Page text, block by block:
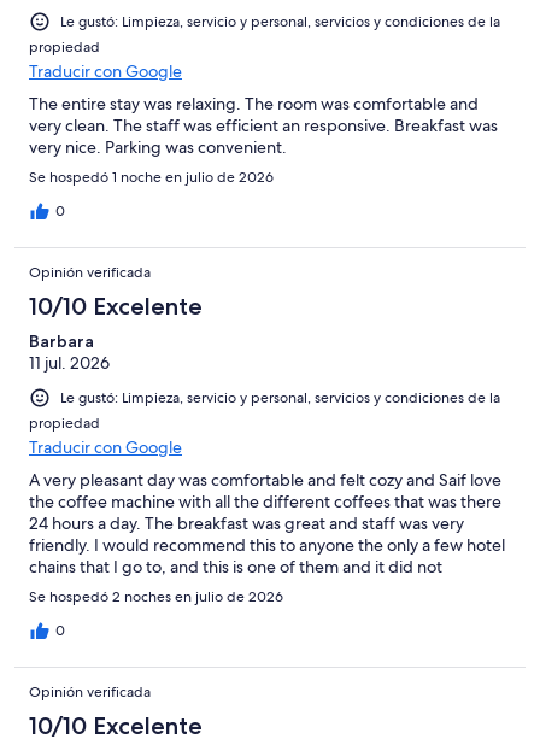
Le gustó: Limpieza, servicio y personal, servicios y condiciones de la
propiedad
Traducir con Google
The entire stay was relaxing. The room was comfortable and
very clean. The staff was efficient an responsive. Breakfast was
very nice. Parking was convenient.
Se hospedó 1 noche en julio de 2026
0
Opinión verificada
10/10 Excelente
Barbara
11 jul. 2026
Le gustó: Limpieza, servicio y personal, servicios y condiciones de la
propiedad
Traducir con Google
A very pleasant day was comfortable and felt cozy and Saif love
the coffee machine with all the different coffees that was there
24 hours a day. The breakfast was great and staff was very
friendly. I would recommend this to anyone the only a few hotel
chains that I go to, and this is one of them and it did not
disappoint.
Se hospedó 2 noches en julio de 2026
0
Opinión verificada
10/10 Excelente